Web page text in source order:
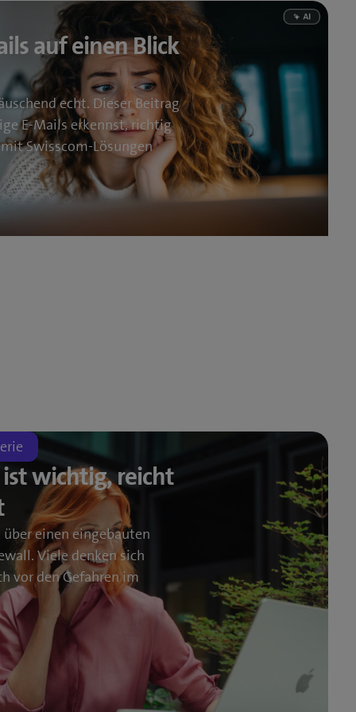
auf einen Blick
echt. Dieser Beitrag
E-Mails erkennst, richtig
Swisscom-Lösungen
wichtig, reicht
einen eingebauten
Viele denken sich
vor den Gefahren im